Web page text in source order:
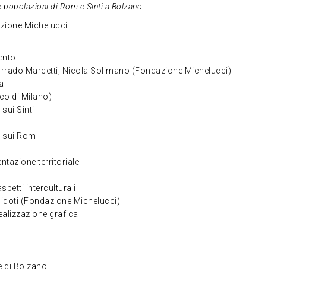
di Rom e Sinti a Bolzano.
Michelucci
Marcetti, Nicola Solimano (Fondazione Michelucci)
di Milano)
Sinti
Rom
territoriale
interculturali
(Fondazione Michelucci)
grafica
di Bolzano